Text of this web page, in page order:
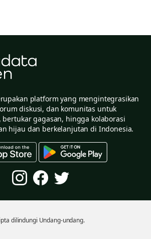
platform yang mengintegrasikan
diskusi, dan komunitas untuk
gagasan, hingga kolaborasi
hijau dan berkelanjutan di Indonesia.
dilindungi Undang-undang.